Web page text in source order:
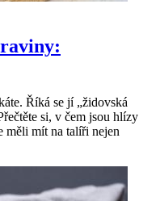
Říká se jí „židovská
si, v čem jsou hlízy
měli mít na talíři nejen